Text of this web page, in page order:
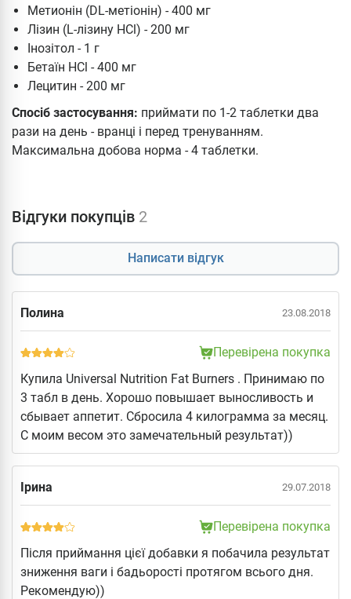
Метионін (DL-метіонін) - 400 мг
Лізин (L-лізину HCl) - 200 мг
Інозітол - 1 г
Бетаїн HCl - 400 мг
Лецитин - 200 мг
Спосіб застосування: приймати по 1-2 таблетки два
рази на день - вранці і перед тренуванням.
Максимальна добова норма - 4 таблетки.
Відгуки покупців 2
Написати відгук
Полина 23.08.2018
Перевірена покупка
Купила Universal Nutrition Fat Burners . Принимаю по
3 табл в день. Хорошо повышает выносливость и
сбывает аппетит. Сбросила 4 килограмма за месяц.
С моим весом это замечательный результат))
Ірина 29.07.2018
Перевірена покупка
Після приймання цієї добавки я побачила результат
зниження ваги і бадьорості протягом всього дня.
Рекомендую))